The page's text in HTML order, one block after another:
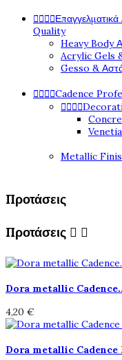

Quality
Heavy Body
Acrylic Gels
Gesso &
Cadence

Metallic
Προτάσεις
Προτάσεις  
Dora metallic
4,20 €
Dora metallic Cadence